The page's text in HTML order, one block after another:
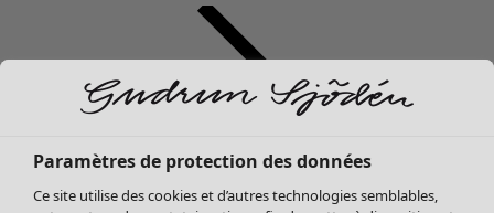
Paramètres de protection des données
Ce site utilise des cookies et d’autres technologies semblables,